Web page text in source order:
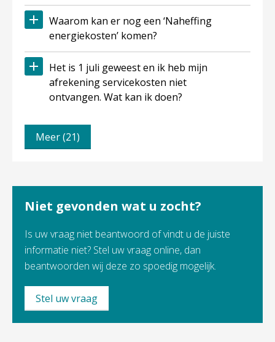
Waarom kan er nog een ‘Naheffing
energiekosten’ komen?
Het is 1 juli geweest en ik heb mijn
afrekening servicekosten niet
ontvangen. Wat kan ik doen?
Meer (21)
Niet gevonden wat u zocht?
Is uw vraag niet beantwoord of vindt u de juiste
informatie niet? Stel uw vraag online, dan
beantwoorden wij deze zo spoedig mogelijk.
Stel uw vraag